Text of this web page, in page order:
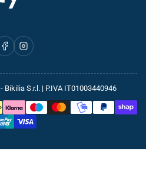
FacebookInstagram
- Bikilia S.r.l. | P.IVA IT01003440946
Metodi
di
pagamento